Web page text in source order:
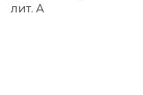
лит. А